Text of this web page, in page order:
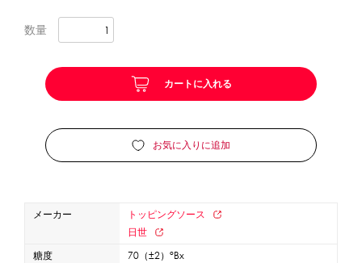
フローズンドリンク材料
シロップ 冷凍フルーツ
ドリンクカップ・ストロー
ブレンダー・ミキサー
数量
カートに入れる
お気に入りに追加
メーカー
トッピングソース
日世
糖度
70（±2）°Bx